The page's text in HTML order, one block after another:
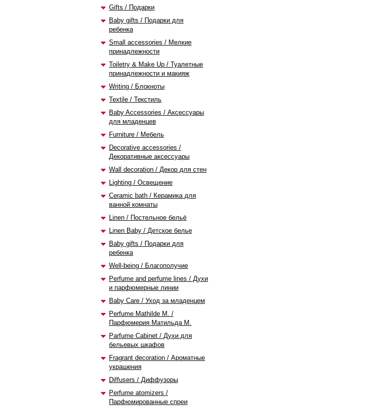
Gifts / Подарки
Baby gifts / Подарки для
ребенка
Small accessories / Мелкие
принадлежности
Toiletry & Make Up / Туалетные
принадлежности и макияж
Writing / Блокноты
Textile / Текстиль
Baby Accessories / Аксессуары
для младенцев
Furniture / Мебель
Decorative accessories /
Декоративные аксессуары
Wall decoration / Декор для стен
Lighting / Освещение
Ceramic bath / Керамика для
ванной комнаты
Linen / Постельное бельё
Linen Baby / Детское белье
Baby gifts / Подарки для
ребенка
Well-being / Благополучие
Perfume and perfume lines / Духи
и парфюмерные линии
Baby Care / Уход за младенцем
Perfume Mathilde M. /
Парфюмерия Матильда М.
Pаrfume Cabinet / Духи для
бельевых шкафов
Fragrant decoration / Ароматные
украшения
Diffusers / Диффузоры
Perfume atomizers /
Парфюмированные спреи